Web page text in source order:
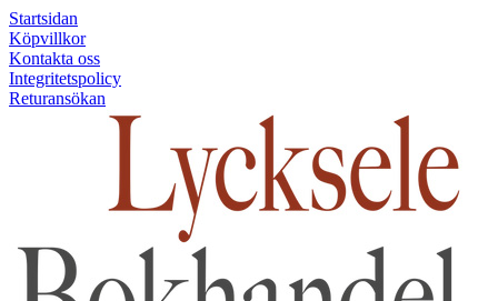
Startsidan
Köpvillkor
Kontakta oss
Integritetspolicy
Returansökan